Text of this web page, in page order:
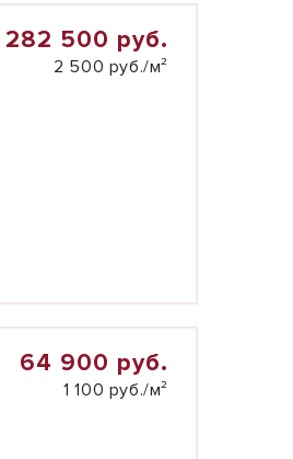
282 500 руб.
2 500 руб./м²
64 900 руб.
1 100 руб./м²